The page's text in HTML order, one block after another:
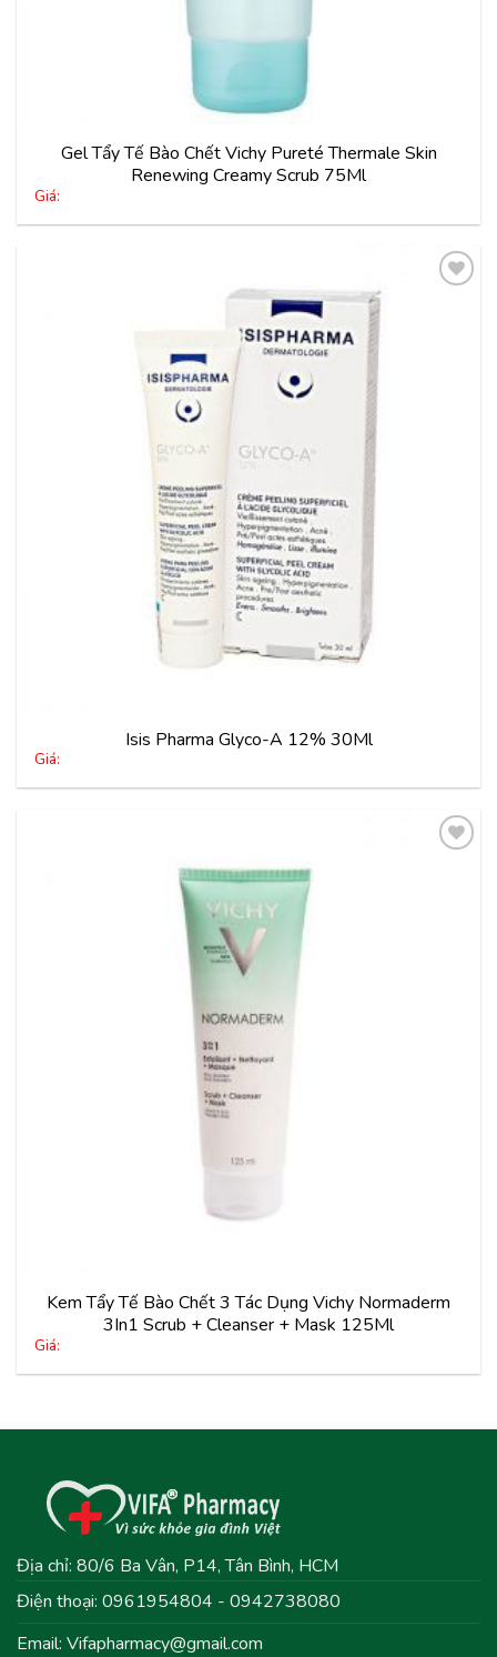
Gel Tẩy Tế Bào Chết Vichy Pureté Thermale Skin
Renewing Creamy Scrub 75Ml
Giá:
Isis Pharma Glyco-A 12% 30Ml
Giá:
Kem Tẩy Tế Bào Chết 3 Tác Dụng Vichy Normaderm
3In1 Scrub + Cleanser + Mask 125Ml
Giá:
Địa chỉ: 80/6 Ba Vân, P14, Tân Bình, HCM
Điện thoại: 0961954804 - 0942738080
Email: Vifapharmacy@gmail.com